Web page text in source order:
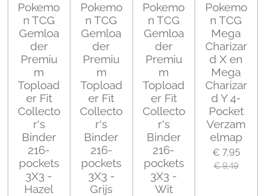
Pokemo
n TCG
Gemloa
der
Premiu
m
Topload
er Fit
Collecto
r's
Binder
216-
pockets
3X3 -
Hazel
Pokemo
n TCG
Gemloa
der
Premiu
m
Topload
er Fit
Collecto
r's
Binder
216-
pockets
3X3 -
Grijs
Pokemo
n TCG
Gemloa
der
Premiu
m
Topload
er Fit
Collecto
r's
Binder
216-
pockets
3X3 -
Wit
Pokemo
n TCG
Mega
Charizar
d X en
Mega
Charizar
d Y 4-
Pocket
Verzam
elmap
€ 7,95
€ 9,49